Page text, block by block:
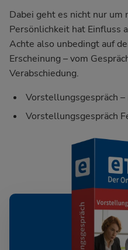
Dabei geht es nicht nur um
Persönlichkeit hat Einfluss
Achte also unbedingt auf
Erscheinung – vom
Verabschiedung.
Vorstellungsgespräch
Vorstellungsgespräch